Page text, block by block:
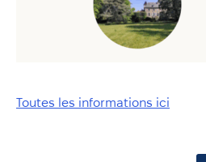
Toutes les informations ici
Démarches